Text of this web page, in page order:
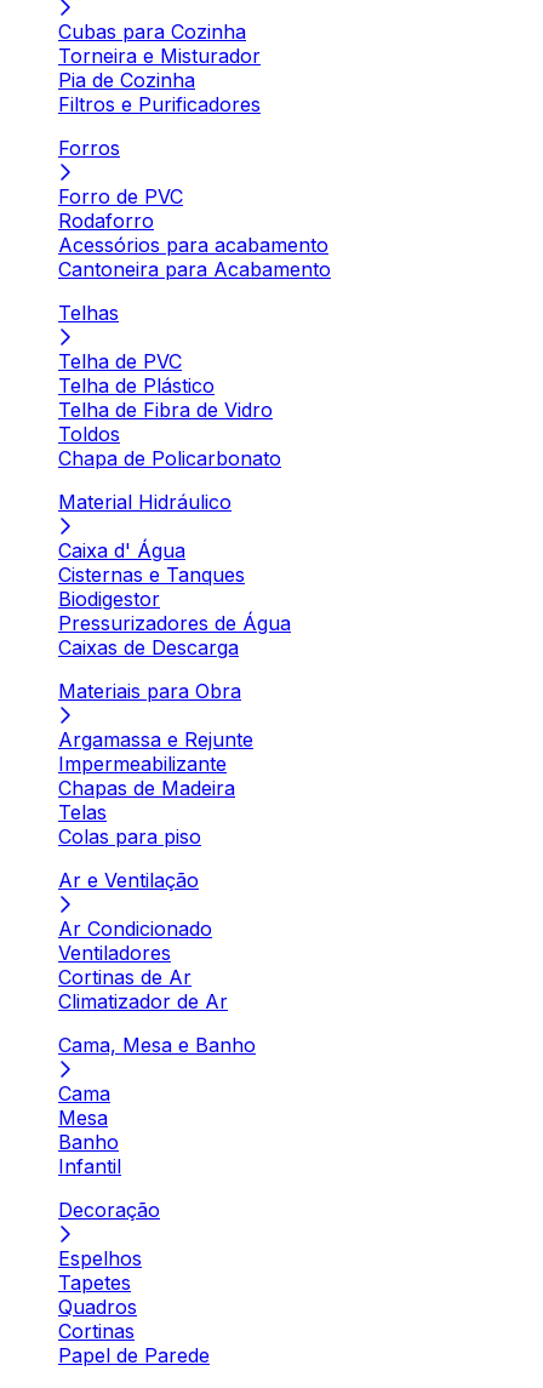
Cubas para Cozinha
Torneira e Misturador
Pia de Cozinha
Filtros e Purificadores
Forros
Forro de PVC
Rodaforro
Acessórios para acabamento
Cantoneira para Acabamento
Telhas
Telha de PVC
Telha de Plástico
Telha de Fibra de Vidro
Toldos
Chapa de Policarbonato
Material Hidráulico
Caixa d' Água
Cisternas e Tanques
Biodigestor
Pressurizadores de Água
Caixas de Descarga
Materiais para Obra
Argamassa e Rejunte
Impermeabilizante
Chapas de Madeira
Telas
Colas para piso
Ar e Ventilação
Ar Condicionado
Ventiladores
Cortinas de Ar
Climatizador de Ar
Cama, Mesa e Banho
Cama
Mesa
Banho
Infantil
Decoração
Espelhos
Tapetes
Quadros
Cortinas
Papel de Parede